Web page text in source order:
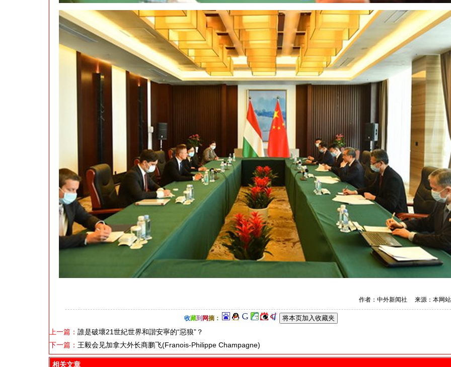
作者：中外新闻社 来源：本网站
收藏到 网摘：
上一篇： 誰是破壞21世紀世界和諧安寧的“惡狼”？
下一篇： 王毅会见加拿大外长商鹏飞(Franois-Philippe Champagne)
相关文章